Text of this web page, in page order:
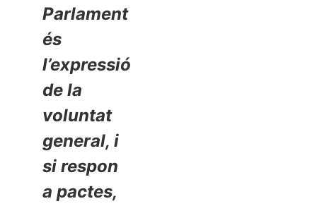
Parlament
és
l’expressió
de la
voluntat
general, i
si respon
a pactes,